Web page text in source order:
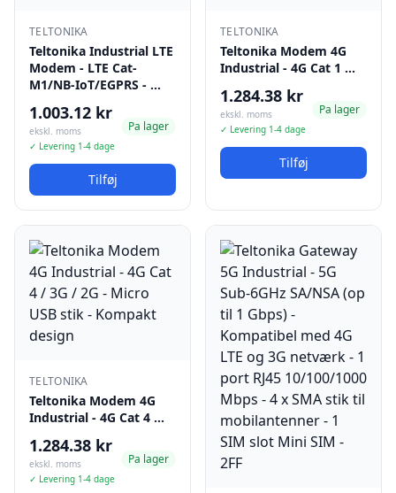
TELTONIKA
Teltonika Industrial LTE
Modem - LTE Cat-
M1/NB-IoT/EGPRS - …
1.003.12 kr
ekskl. moms
✓ Levering 1-4 dage
Pa lager
Tilføj
TELTONIKA
Teltonika Modem 4G
Industrial - 4G Cat 1 …
1.284.38 kr
ekskl. moms
✓ Levering 1-4 dage
Pa lager
Tilføj
TELTONIKA
Teltonika Modem 4G
Industrial - 4G Cat 4 …
1.284.38 kr
ekskl. moms
✓ Levering 1-4 dage
Pa lager